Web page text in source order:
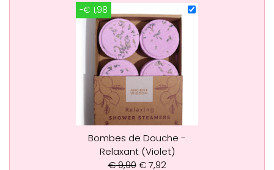
-€ 1,98
Bombes de Douche -
Relaxant (Violet)
€9,90 €7,92